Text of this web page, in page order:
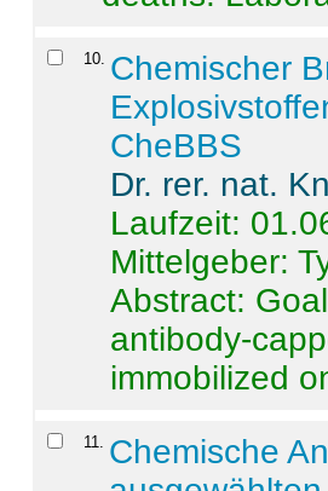
10 Chemischer
CheBBS
Dr. rer. nat.
Laufzeit:
Mittelgeber:
Abstract:
antibody-
immobilized
11
Chemische